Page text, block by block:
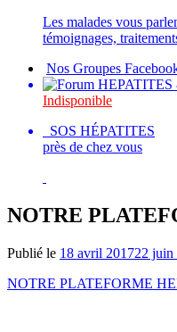
Les malades vous
témoignages,
Nos Groupes
Indisponible
SOS HÉPATITES
près de chez vous
NOTRE
Publié le 18 avril 201722 juin
NOTRE PLATEFORME